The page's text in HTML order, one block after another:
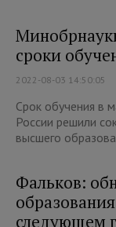
сроки
2022-08-03 14:50:05
Срок обучения в
России решили
высшего
Фальков:
следующем